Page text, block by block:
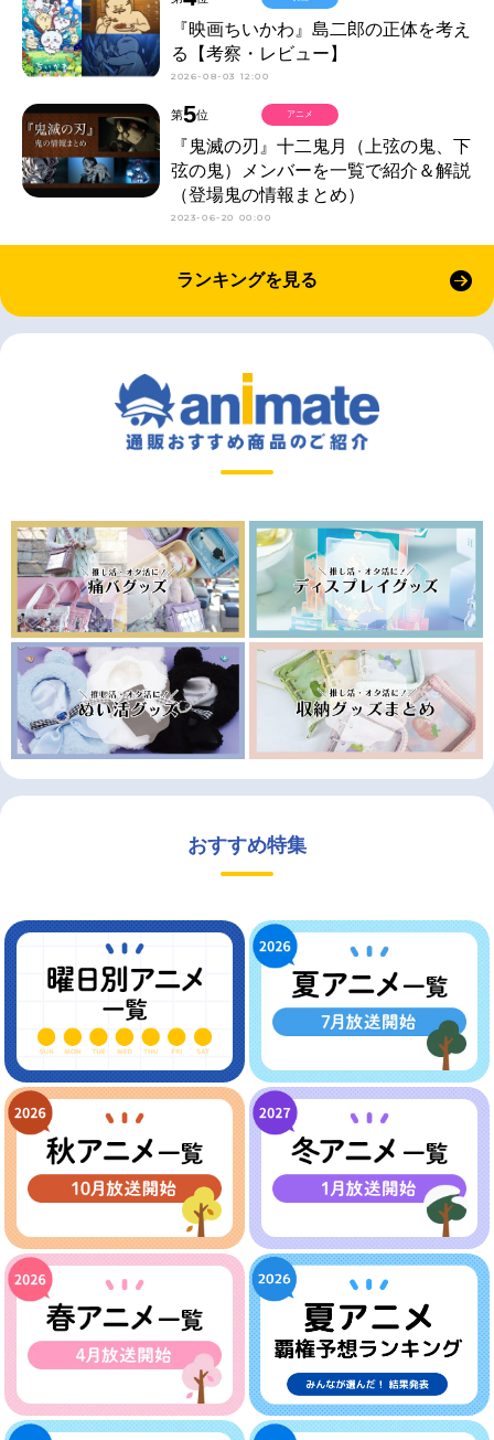
『映画ちいかわ』島二郎の正体を考え
る【考察・レビュー】
2026-08-03 12:00
第5位
『鬼滅の刃』十二鬼月（上弦の鬼、下
弦の鬼）メンバーを一覧で紹介＆解説
（登場鬼の情報まとめ）
2023-06-20 00:00
アニメ
ランキングを見る
おすすめ特集